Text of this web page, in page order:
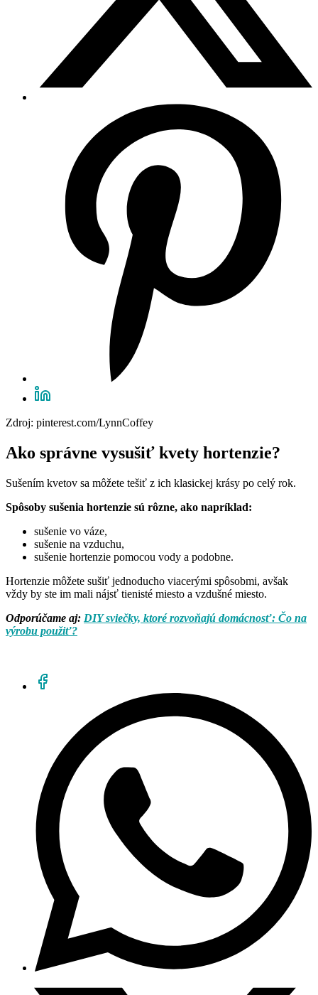
Zdroj: pinterest.com/LynnCoffey
Ako správne vysušiť kvety hortenzie?
Sušením kvetov sa môžete tešiť z ich klasickej krásy po celý rok.
Spôsoby sušenia hortenzie sú rôzne, ako napríklad:
sušenie vo váze,
sušenie na vzduchu,
sušenie hortenzie pomocou vody a podobne.
Hortenzie môžete sušiť jednoducho viacerými spôsobmi, avšak
vždy by ste im mali nájsť tienisté miesto a vzdušné miesto.
Odporúčame aj: DIY sviečky, ktoré rozvoňajú domácnosť: Čo na
výrobu použiť?